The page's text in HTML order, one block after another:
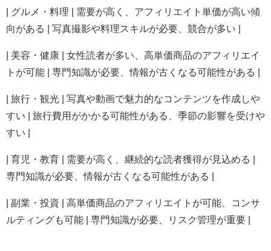
| グルメ・料理 | 需要が高く、アフィリエイト単価が高い傾
向がある | 写真撮影や料理スキルが必要、競合が多い |
| 美容・健康 | 女性読者が多い、高単価商品のアフィリエイ
トが可能 | 専門知識が必要、情報が古くなる可能性がある |
| 旅行・観光 | 写真や動画で魅力的なコンテンツを作成しや
すい | 旅行費用がかかる可能性がある、季節の影響を受けや
すい |
| 育児・教育 | 需要が高く、継続的な読者獲得が見込める |
専門知識が必要、情報が古くなる可能性がある |
| 副業・投資 | 高単価商品のアフィリエイトが可能、コンサ
ルティングも可能 | 専門知識が必要、リスク管理が重要 |